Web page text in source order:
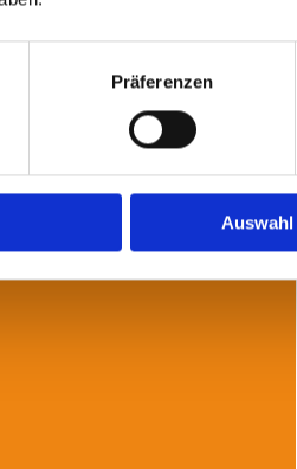
Präferenzen
Auswahl